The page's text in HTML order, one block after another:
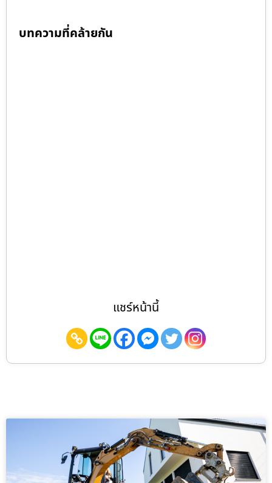
บทความที่คล้ายกัน
แชร์หน้านี้